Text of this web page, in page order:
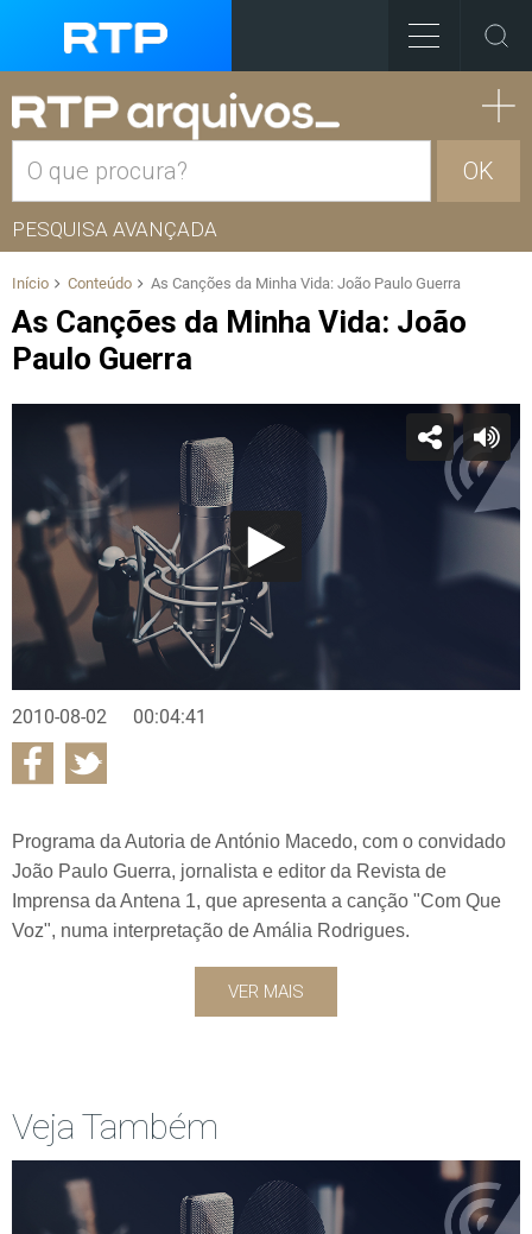
OK
PESQUISA AVANÇADA
Início Conteúdo As Canções da Minha Vida: João Paulo Guerra
As Canções da Minha Vida: João
Paulo Guerra
2010-08-02 00:04:41
Programa da Autoria de António Macedo, com o convidado
João Paulo Guerra, jornalista e editor da Revista de
Imprensa da Antena 1, que apresenta a canção "Com Que
Voz", numa interpretação de Amália Rodrigues.
VER MAIS
Veja Também